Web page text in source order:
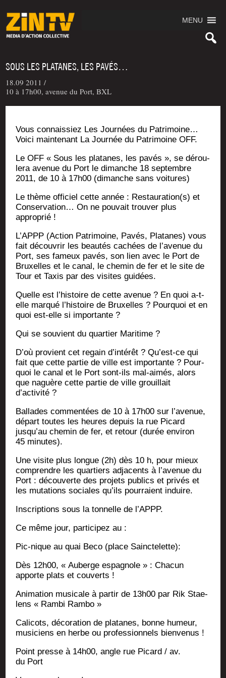
MENU
SOUS LES PLATANES, LES PAVÉS…
18.09 2011 /
10 à 17h00, avenue du Port, BXL
Vous connais­siez Les Jour­nées du Patri­moine…
Voi­ci main­te­nant La Jour­née du Patri­moine OFF.
Le OFF « Sous les pla­tanes, les pavés », se dérou­
le­ra ave­nue du Port le dimanche 18 sep­tembre
2011, de 10 à 17h00 (dimanche sans voitures)
Le thème offi­ciel cette année : Restauration(s) et
Conser­va­tion… On ne pou­vait trou­ver plus
approprié !
L’APPP (Action Patri­moine, Pavés, Pla­tanes) vous
fait décou­vrir les beau­tés cachées de l’avenue du
Port, ses fameux pavés, son lien avec le Port de
Bruxelles et le canal, le che­min de fer et le site de
Tour et Taxis par des visites guidées.
Quelle est l’histoire de cette ave­nue ? En quoi a‑t-
elle mar­qué l’histoire de Bruxelles ? Pour­quoi et en
quoi est-elle si importante ?
Qui se sou­vient du quar­tier Maritime ?
D’où pro­vient cet regain d’intérêt ? Qu’est-ce qui
fait que cette par­tie de ville est impor­tante ? Pour­
quoi le canal et le Port sont-ils mal-aimés, alors
que naguère cette par­tie de ville grouillait
d’activité ?
Bal­lades com­men­tées de 10 à 17h00 sur l’avenue,
départ toutes les heures depuis la rue Picard
jusqu’au che­min de fer, et retour (durée envi­ron
45 minutes).
Une visite plus longue (2h) dès 10 h, pour mieux
com­prendre les quar­tiers adja­cents à l’avenue du
Port : décou­verte des pro­jets publics et pri­vés et
les muta­tions sociales qu’ils pour­raient induire.
Ins­crip­tions sous la ton­nelle de l’APPP.
Ce même jour, par­ti­ci­pez au :
Pic-nique au quai Beco (place Sainctelette):
Dès 12h00, « Auberge espa­gnole » : Cha­cun
apporte plats et couverts !
Ani­ma­tion musi­cale à par­tir de 13h00 par Rik Stae­
lens « Ram­bi Rambo »
Cali­cots, déco­ra­tion de pla­tanes, bonne humeur,
musi­ciens en herbe ou pro­fes­sion­nels bienvenus !
Point presse à 14h00, angle rue Picard / av.
du Port